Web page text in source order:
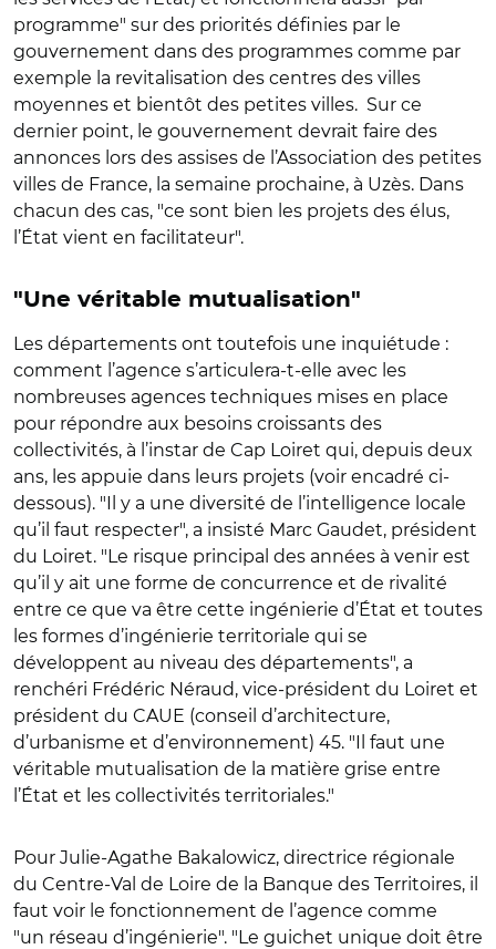
programme" sur des priorités définies par le
gouvernement dans des programmes comme par
exemple la revitalisation des centres des villes
moyennes et bientôt des petites villes. Sur ce
dernier point, le gouvernement devrait faire des
annonces lors des assises de l’Association des petites
villes de France, la semaine prochaine, à Uzès. Dans
chacun des cas, "ce sont bien les projets des élus,
l’État vient en facilitateur".
"Une véritable mutualisation"
Les départements ont toutefois une inquiétude :
comment l’agence s’articulera-t-elle avec les
nombreuses agences techniques mises en place
pour répondre aux besoins croissants des
collectivités, à l’instar de Cap Loiret qui, depuis deux
ans, les appuie dans leurs projets (voir encadré ci-
dessous). "Il y a une diversité de l’intelligence locale
qu’il faut respecter", a insisté Marc Gaudet, président
du Loiret. "Le risque principal des années à venir est
qu’il y ait une forme de concurrence et de rivalité
entre ce que va être cette ingénierie d’État et toutes
les formes d’ingénierie territoriale qui se
développent au niveau des départements", a
renchéri Frédéric Néraud, vice-président du Loiret et
président du CAUE (conseil d’architecture,
d’urbanisme et d’environnement) 45. "Il faut une
véritable mutualisation de la matière grise entre
l’État et les collectivités territoriales."
Pour Julie-Agathe Bakalowicz, directrice régionale
du Centre-Val de Loire de la Banque des Territoires, il
faut voir le fonctionnement de l’agence comme
"un réseau d’ingénierie". "Le guichet unique doit être